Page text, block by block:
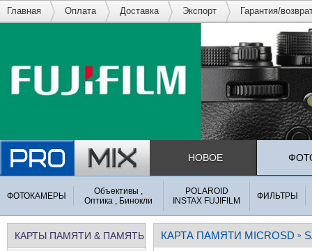
Главная Оплата Доставка Экспорт Гарантия/
НОВОЕ
ФОТОКАМЕРЫ
Объективы ,
Оптика , Бинокли
POLAROID
INSTAX FUJIFILM
ФИЛЬТРЫ
КАРТЫ ПАМЯТИ & ПАМЯТЬ КАРТА ПАМЯТИ MICROSD »